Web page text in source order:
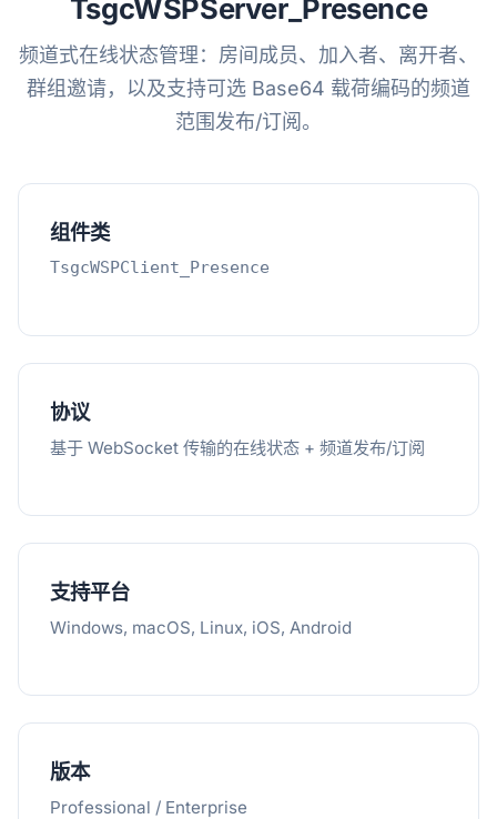
TsgcWSPServer_Presence
频道式在线状态管理：房间成员、加入者、离开者、
群组邀请，以及支持可选 Base64 载荷编码的频道
范围发布/订阅。
组件类
TsgcWSPClient_Presence
协议
基于 WebSocket 传输的在线状态 + 频道发布/订阅
支持平台
Windows, macOS, Linux, iOS, Android
版本
Professional / Enterprise